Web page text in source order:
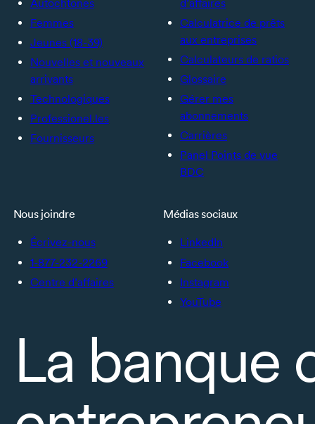
Autochtones
Femmes
Jeunes (18-39)
Nouvelles et nouveaux
arrivants
Technologiques
Professionel.les
Fournisseurs
d’affaires
Calculatrice de prêts
aux entreprises
Calculateurs de ratios
Glossaire
Gérer mes
abonnements
Carrières
Panel Points de vue
BDC
Nous joindre
Écrivez-nous
1-877-232-2269
Centre d’affaires
Médias sociaux
LinkedIn
Facebook
Instagram
YouTube
La banque